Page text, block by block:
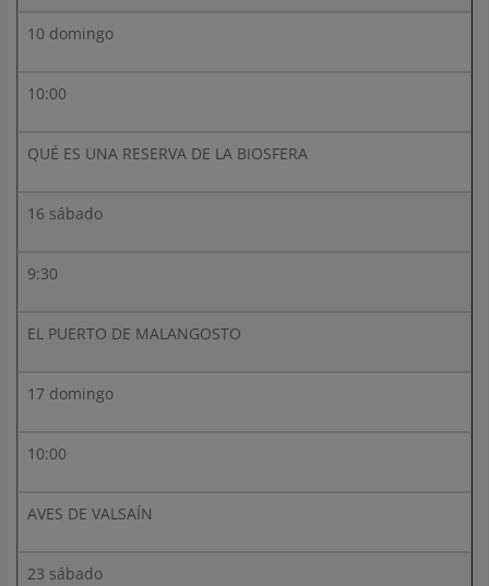
10 domingo
10:00
QUÉ ES UNA RESERVA DE LA BIOSFERA
16 sábado
9:30
EL PUERTO DE MALANGOSTO
17 domingo
10:00
AVES DE VALSAÍN
23 sábado